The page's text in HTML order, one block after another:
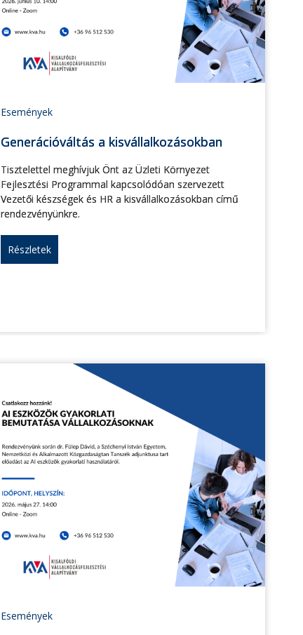
Események
Generációváltás a kisvállalkozásokban
Tisztelettel meghívjuk Önt az Üzleti Környezet
Fejlesztési Programmal kapcsolódóan szervezett
Vezetői készségek és HR a kisvállalkozásokban című
rendezvényünkre.
Részletek
Események